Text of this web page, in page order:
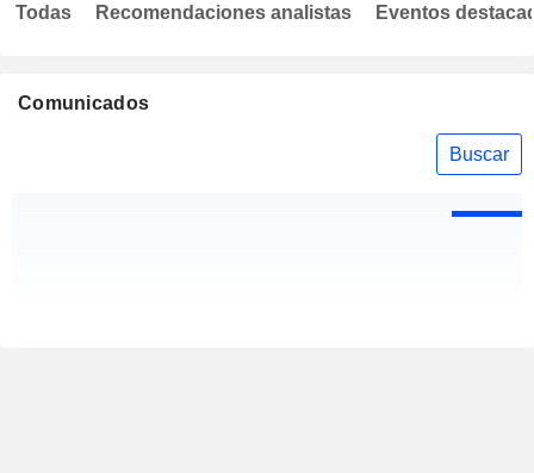
Comunicados
Buscar
Todas Recomendaciones analistas Eventos